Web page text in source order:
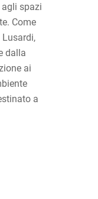
spazi
Come
dalla
ai
a